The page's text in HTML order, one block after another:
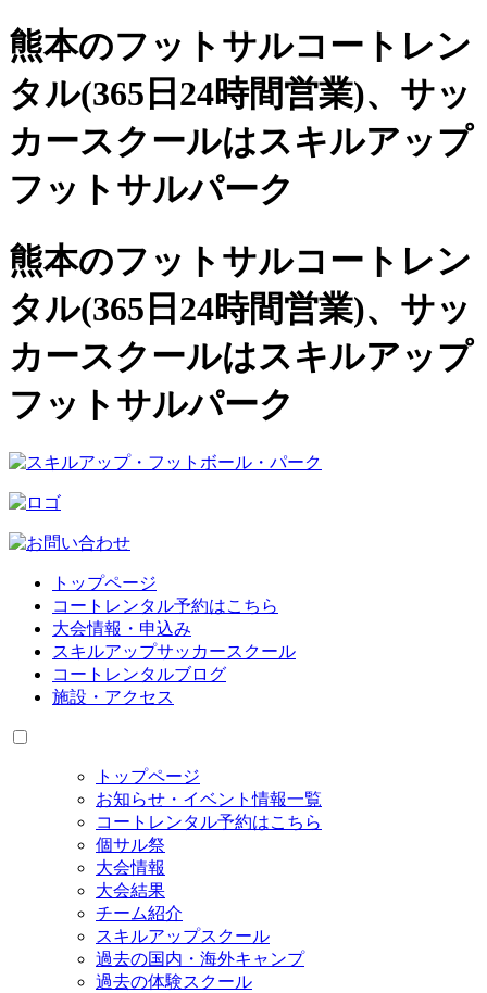
熊本のフットサルコートレン
タル(365日24時間営業)、 サッ
カースクールはスキルアップ
フットサルパーク
熊本のフットサルコートレン
タル(365日24時間営業)、サッ
カースクールはスキルアップ
フットサルパーク
トップページ
コートレンタル予約はこちら
大会情報・申込み
スキルアップサッカースクール
コートレンタルブログ
施設・アクセス
トップページ
お知らせ・イベント情報一覧
コートレンタル予約はこちら
個サル祭
大会情報
大会結果
チーム紹介
スキルアップスクール
過去の国内・海外キャンプ
過去の体験スクール